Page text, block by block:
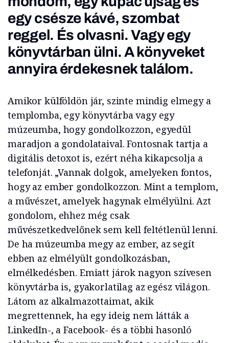
egy csésze kávé, szombat
reggel. És olvasni. Vagy egy
könyvtárban ülni. A könyveket
annyira érdekesnek találom.
Amikor külföldön jár, szinte mindig elmegy a
templomba, egy könyvtárba vagy egy
múzeumba, hogy gondolkozzon, egyedül
maradjon a gondolataival. Fontosnak tartja a
digitális detoxot is, ezért néha kikapcsolja a
telefonját. „Vannak dolgok, amelyeken fontos,
hogy az ember gondolkozzon. Mint a templom,
a művészet, amelyek hagynak elmélyülni. Azt
gondolom, ehhez még csak
művészetkedvelőnek sem kell feltétlenül lenni.
De ha múzeumba megy az ember, az segít
ebben az elmélyült gondolkozásban,
elmélkedésben. Emiatt járok nagyon szívesen
könyvtárba is, gyakorlatilag az egész világon.
Látom az alkalmazottaimat, akik
megrettennek, ha egy ideig nem látták a
LinkedIn-, a Facebook- és a többi hasonló